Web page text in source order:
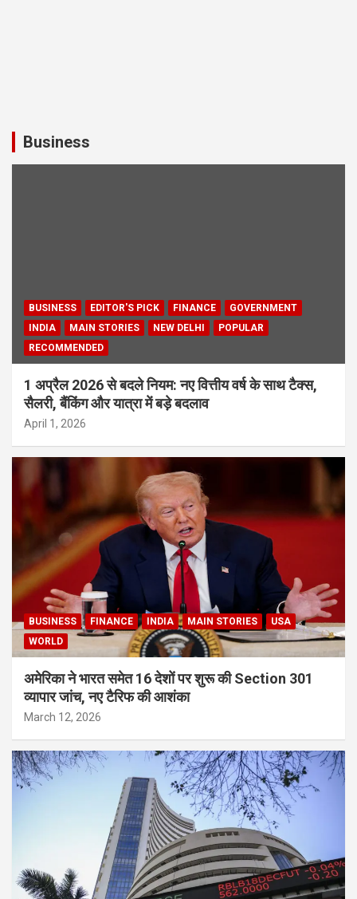
Business
BUSINESS EDITOR'S PICK FINANCE
GOVERNMENT
INDIA
MAIN STORIES NEW DELHI
POPULAR
RECOMMENDED
1 अप्रैल 2026 से बदले नियम: नए वित्तीय वर्ष के साथ टैक्स,
सैलरी, बैंकिंग और यात्रा में बड़े बदलाव
April 1, 2026
BUSINESS FINANCE INDIA MAIN STORIES
USA
WORLD
अमेरिका ने भारत समेत 16 देशों पर शुरू की Section 301
व्यापार जांच, नए टैरिफ की आशंका
March 12, 2026